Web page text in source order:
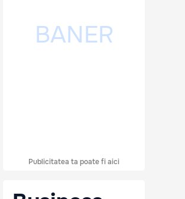
Publicitatea ta poate fi aici